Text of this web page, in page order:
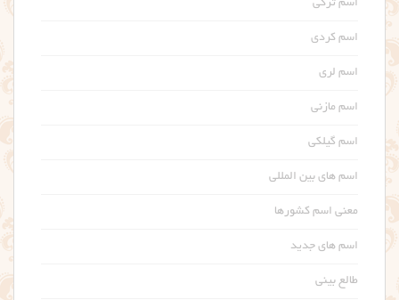
اسم ترکی
اسم کردی
اسم لری
اسم مازنی
اسم گیلکی
اسم های بین المللی
معنی اسم کشورها
اسم های جدید
طالع بینی